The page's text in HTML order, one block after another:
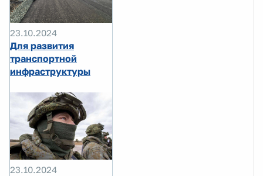
23.10.2024
Для развития
транспортной
инфраструктуры
23.10.2024